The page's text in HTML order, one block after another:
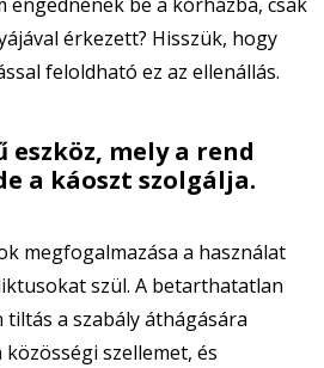
engednének be a kórházba, csak
érkezett? Hisszük, hogy
feloldható ez az ellenállás.
mely a rend
a káoszt szolgálja.
megfogalmazása a használat
szül. A betarthatatlan
a szabály áthágására
szellemet, és